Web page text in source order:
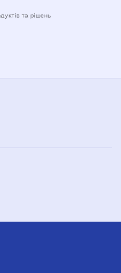
та рішень